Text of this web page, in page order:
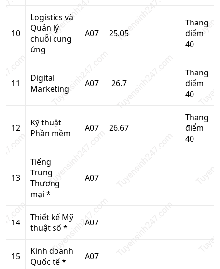
10
Logistics và
Quản lý
chuỗi cung
ứng
A07 25.05
Thang
điểm
40
11
Digital
Marketing
A07 26.7
Thang
điểm
40
12
Kỹ thuật
Phần mềm
A07 26.67
Thang
điểm
40
13
Tiếng
Trung
Thương
mại *
A07
14
Thiết kế Mỹ
thuật số *
A07
15
Kinh doanh
Quốc tế *
A07